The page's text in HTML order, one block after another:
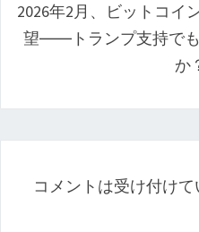
ナ
ビ
ー
シ
2026年2月、ビットコイ
望――トランプ支持でも
か
コメントは受け付けて